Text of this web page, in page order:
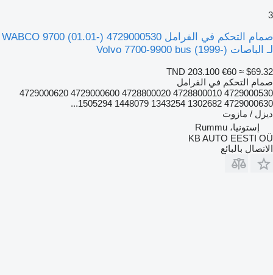
3
صمام التحكم في الفرامل WABCO 9700 (01.01-) 4729000530
لـ الباصات Volvo 7700-9900 bus (1999-)
TND 203.100 €60 ≈ $69.32
صمام التحكم في الفرامل
4729000530 4728800010 4728800020 4729000600 4729000620
4729000630 1302682 1343254 1448079 1505294...
ديزل / مازوت
إستونيا، Rummu
KB AUTO EESTI OÜ
الاتصال بالبائع